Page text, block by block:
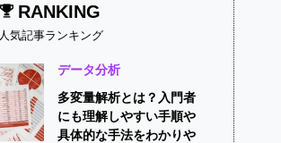
RANKING
人気記事ランキング
データ分析
多変量解析とは？入門者
にも理解しやすい手順や
具体的な手法をわかりや